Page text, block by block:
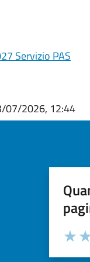
Servizio PAS
07/2026, 12:44
Valuta